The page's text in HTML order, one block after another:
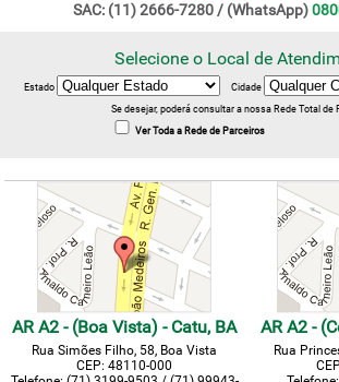
SAC: (11) 2666-7280 / (WhatsApp)
Selecione o Local de
Estado
Cidade
Se desejar, poderá consultar a nossa Rede Total de
Ver Toda a Rede de Parceiros
AR A2 - (Boa Vista) - Catu, BA
Rua Simões Filho, 58, Boa Vista
CEP: 48110-000
AR A2 -
Rua